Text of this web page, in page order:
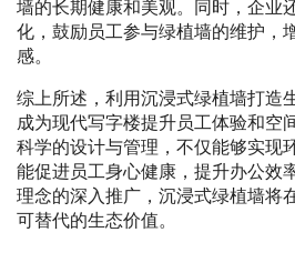
墙的长期健康和美观。同时，企业
化，鼓励员工参与绿植墙的维护，
感。
综上所述，利用沉浸式绿植墙打造
成为现代写字楼提升员工体验和空
科学的设计与管理，不仅能够实现
能促进员工身心健康，提升办公效
理念的深入推广，沉浸式绿植墙将
可替代的生态价值。